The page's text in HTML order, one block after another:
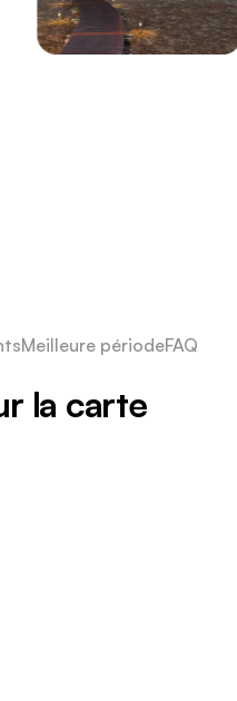
Meilleure périodeFAQ
la carte